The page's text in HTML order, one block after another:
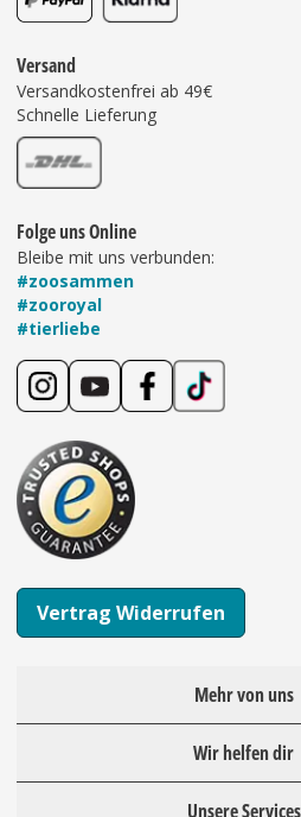
Versand
Versandkostenfrei ab 49€
Schnelle Lieferung
Folge uns Online
Bleibe mit uns verbunden:
#zoosammen
#zooroyal
#tierliebe
Vertrag Widerrufen
Mehr von uns
Wir helfen dir
Unsere Services